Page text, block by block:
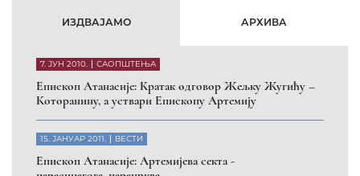
ИЗДВАЈАМО АРХИВА
7. ЈУН 2010. САОПШТЕЊА
Eпископ Атанасије: Кратак одговор Жељку Жугићу –
Которанину, а уствари Епископу Артемију
15. ЈАНУАР 2011. ВЕСТИ
Eпископ Атанасије: Артемијева секта -